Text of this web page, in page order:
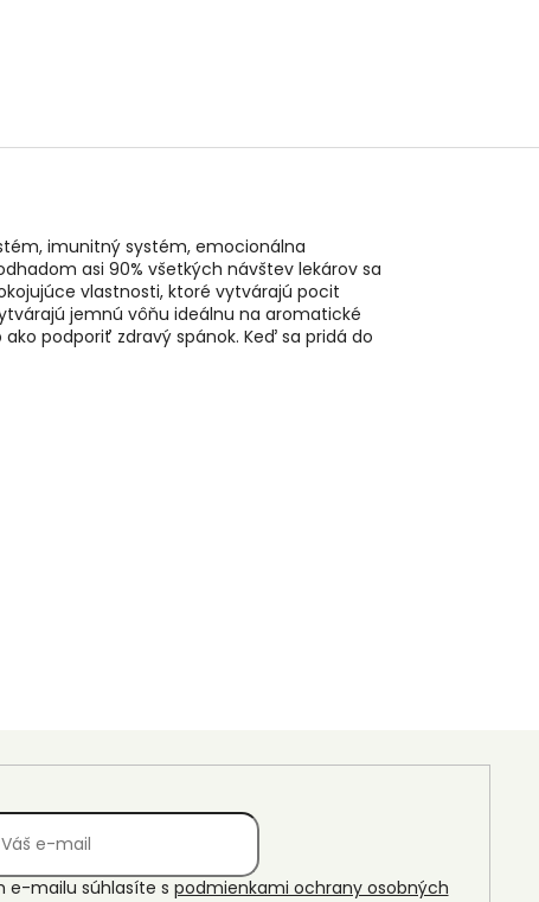
imunitný systém, emocionálna
asi 90% všetkých návštev lekárov sa
vlastnosti, ktoré vytvárajú pocit
jemnú vôňu ideálnu na aromatické
ako podporiť zdravý spánok. Keď sa pridá do
e-mailu súhlasíte s podmienkami ochrany osobných